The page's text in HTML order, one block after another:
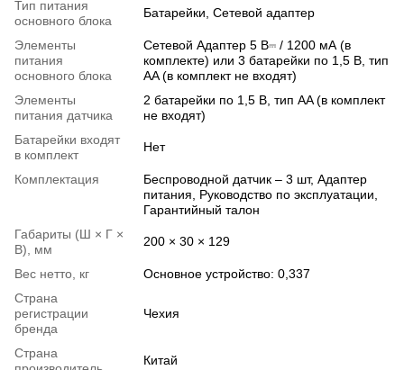
Тип питания
основного блока
Батарейки, Сетевой адаптер
Элементы
питания
основного блока
Сетевой Адаптер 5 В⎓ / 1200 мА (в
комплекте) или 3 батарейки по 1,5 В, тип
AA (в комплект не входят)
Элементы
питания датчика
2 батарейки по 1,5 В, тип AA (в комплект
не входят)
Батарейки входят
в комплект
Нет
Комплектация
Беспроводной датчик – 3 шт, Адаптер
питания, Руководство по эксплуатации,
Гарантийный талон
Габариты (Ш × Г ×
В), мм
200 × 30 × 129
Вес нетто, кг
Основное устройство: 0,337
Страна
регистрации
бренда
Чехия
Страна
Китай